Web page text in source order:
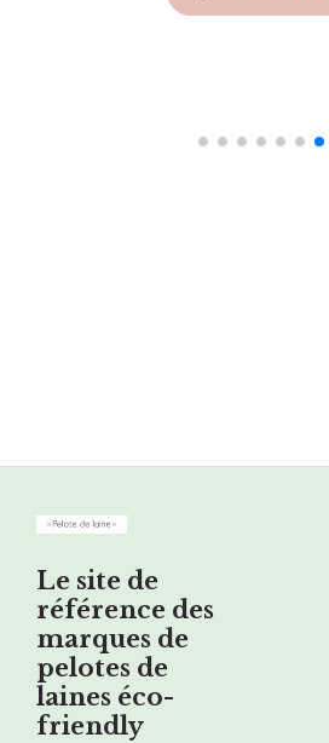
Le site de
référence des
marques de
pelotes de
laines éco-
friendly